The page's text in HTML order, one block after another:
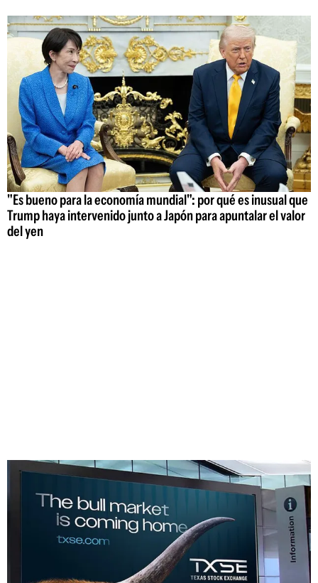
"Es bueno para la economía mundial": por qué es inusual que
Trump haya intervenido junto a Japón para apuntalar el valor
del yen